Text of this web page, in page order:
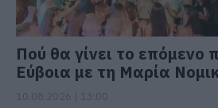
Πού θα γίνει το επόμενο
Εύβοια με τη Μαρία